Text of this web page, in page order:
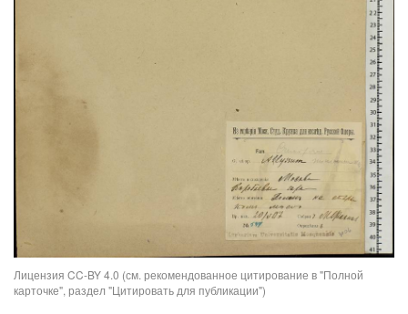
Лицензия CC-BY 4.0 (см. рекомендованное цитирование в "Полной
карточке", раздел "Цитировать для публикации")